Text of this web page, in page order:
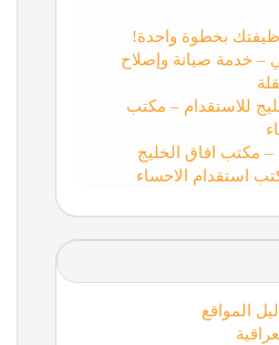
بخطوة واحدة!
– خدمة صيانة وإصلاح
للاستقدام – مكتب
مكتب افاق الخليج
استقدام الاحساء
المواقع